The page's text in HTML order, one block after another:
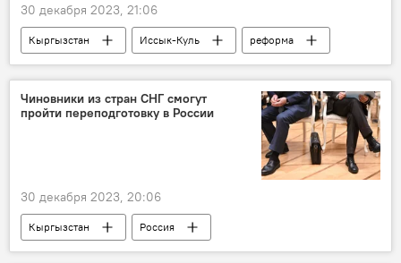
30 декабря 2023, 21:06
Кыргызстан Иссык-Куль
реформа
территория
земля
Чолпон-Ата
Каракол
президент
указ
Чиновники из стран СНГ смогут
пройти переподготовку в России
30 декабря 2023, 20:06
Кыргызстан
Россия
Русский дом в Бишкеке
учеба